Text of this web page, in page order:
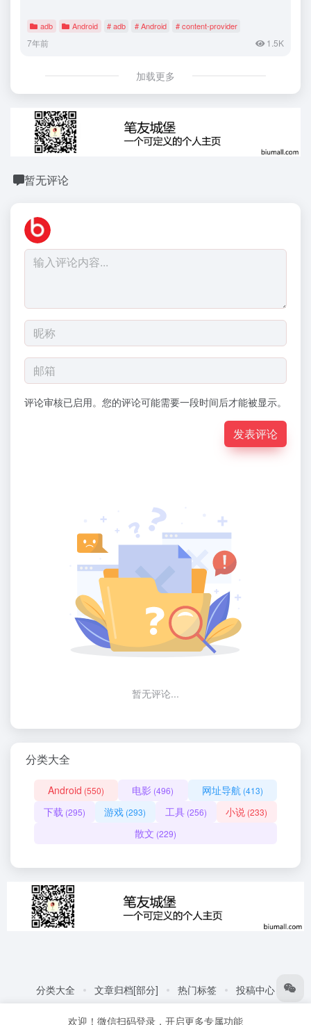
adb Android # adb # Android # content-provider
7年前 1.5K
加载更多
暂无评论
评论审核已启用。您的评论可能需要一段时间后才能被显示。
发表评论
暂无评论...
分类大全
Android (550) 电影 (496) 网址导航 (413)
下载 (295) 游戏 (293) 工具(256) 小说 (233)
散文 (229)
分类大全 文章归档[部分] 热门标签
投稿中心
欢迎！微信扫码登录，开启更多专属功能